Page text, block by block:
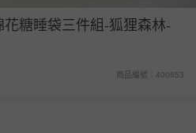
花糖睡袋三件組-狐狸森林-
商品編號：400653